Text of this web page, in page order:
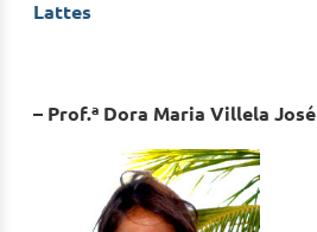
Lattes
– Prof.ª Dora Maria Villela José